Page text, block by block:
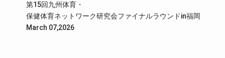
第15回九州体育・
保健体育ネットワーク研究会ファイナルラウンドin福岡
March 07,2026